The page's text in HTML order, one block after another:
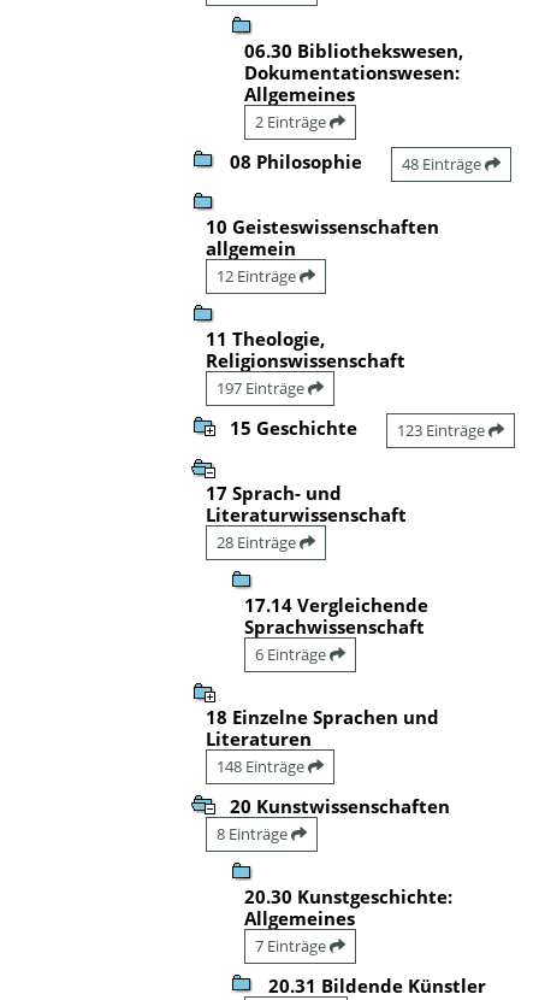
06.30 Bibliothekswesen,
Dokumentationswesen:
Allgemeines
2 Einträge
08 Philosophie 48 Einträge
10 Geisteswissenschaften
allgemein
12 Einträge
11 Theologie,
Religionswissenschaft
197 Einträge
15 Geschichte 123 Einträge
17 Sprach- und
Literaturwissenschaft
28 Einträge
17.14 Vergleichende
Sprachwissenschaft
6 Einträge
18 Einzelne Sprachen und
Literaturen
148 Einträge
20 Kunstwissenschaften
8 Einträge
20.30 Kunstgeschichte:
Allgemeines
7 Einträge
20.31 Bildende Künstler